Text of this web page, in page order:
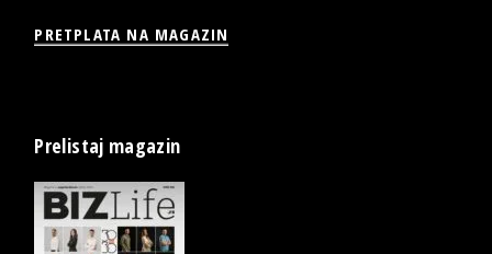
PRETPLATA NA MAGAZIN
Prelistaj magazin